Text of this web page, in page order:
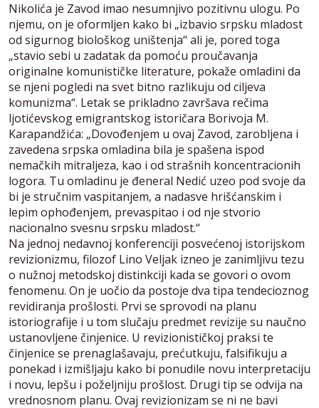
Nikolića je Zavod imao nesumnjivo pozitivnu ulogu. Po
njemu, on je oformljen kako bi „izbavio srpsku mladost
od sigurnog biološkog uništenja“ ali je, pored toga
„stavio sebi u zadatak da pomoću proučavanja
originalne komunističke literature, pokaže omladini da
se njeni pogledi na svet bitno razlikuju od ciljeva
komunizma“. Letak se prikladno završava rečima
ljotićevskog emigrantskog istoričara Borivoja M.
Karapandžića: „Dovođenjem u ovaj Zavod, zarobljena i
zavedena srpska omladina bila je spašena ispod
nemačkih mitraljeza, kao i od strašnih koncentracionih
logora. Tu omladinu je đeneral Nedić uzeo pod svoje da
bi je stručnim vaspitanjem, a nadasve hrišćanskim i
lepim ophođenjem, prevaspitao i od nje stvorio
nacionalno svesnu srpsku mladost.“
Na jednoj nedavnoj konferenciji posvećenoj istorijskom
revizionizmu, filozof Lino Veljak izneo je zanimljivu tezu
o nužnoj metodskoj distinkciji kada se govori o ovom
fenomenu. On je uočio da postoje dva tipa tendecioznog
revidiranja prošlosti. Prvi se sprovodi na planu
istoriografije i u tom slučaju predmet revizije su naučno
ustanovljene činjenice. U revizionističkoj praksi te
činjenice se prenaglašavaju, prećutkuju, falsifikuju a
ponekad i izmišljaju kako bi ponudile novu interpretaciju
i novu, lepšu i poželjniju prošlost. Drugi tip se odvija na
vrednosnom planu. Ovaj revizionizam se ni ne bavi